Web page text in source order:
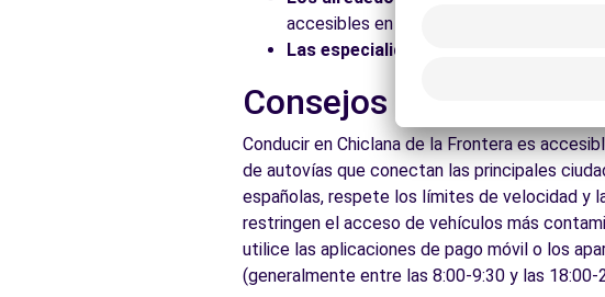
accesibles en coche.
Las especialidades locales:
Descubra
Consejos prácticos
Conducir en Chiclana de la Frontera es
de autovías que conectan las principales
españolas, respete los límites de velocidad y
restringen el acceso de vehículos más
utilice las aplicaciones de pago móvil o los
(generalmente entre las 8:00-9:30 y las